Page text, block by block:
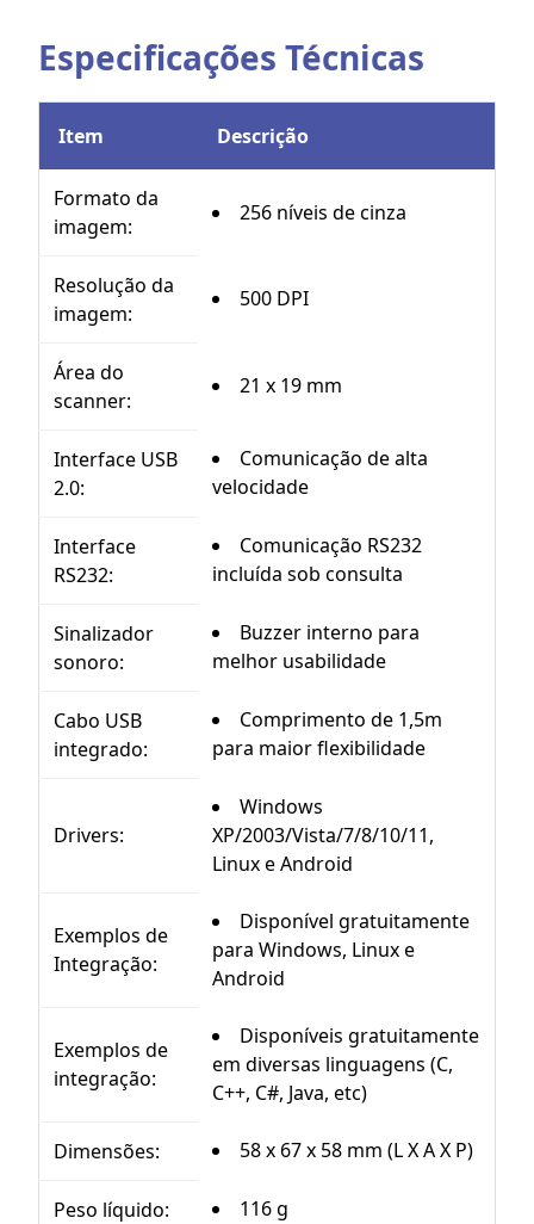
Especificações Técnicas
Item Descrição
Formato da
imagem:
256 níveis de cinza
Resolução da
imagem:
500 DPI
Área do
scanner:
21 x 19 mm
Interface USB
2.0:
Comunicação de alta
velocidade
Interface
RS232:
Comunicação RS232
incluída sob consulta
Sinalizador
sonoro:
Buzzer interno para
melhor usabilidade
Cabo USB
integrado:
Comprimento de 1,5m
para maior flexibilidade
Drivers:
Windows
XP/2003/Vista/7/8/10/11,
Linux e Android
Exemplos de
Integração:
Disponível gratuitamente
para Windows, Linux e
Android
Exemplos de
integração:
Disponíveis gratuitamente
em diversas linguagens (C,
C++, C#, Java, etc)
Dimensões: 58 x 67 x 58 mm (L X A X P)
Peso líquido: 116 g